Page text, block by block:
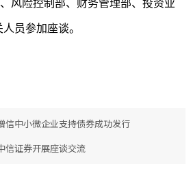
风险控制部、财务管理部、投资业
员参加座谈。
信中小微企业支持债券成功发行
信证券开展座谈交流